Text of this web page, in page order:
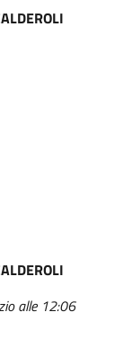
alle 12:06